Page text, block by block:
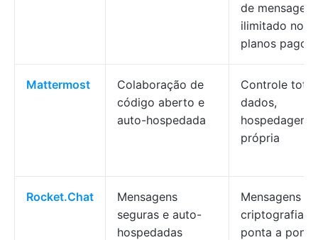
de mensagens
ilimitado nos
planos pagos
Mattermost
Colaboração de
código aberto e
auto-hospedada
Controle
dados,
hospedagem
própria
Rocket.Chat
Mensagens
seguras e auto-
hospedadas
Mensagens
criptografia
ponta a ponta